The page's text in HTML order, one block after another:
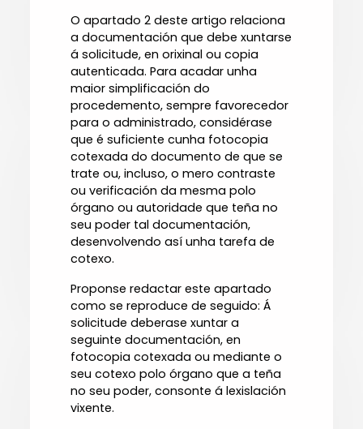
O apartado 2 deste artigo relaciona
a documentación que debe xuntarse
á solicitude, en orixinal ou copia
autenticada. Para acadar unha
maior simplificación do
procedemento, sempre favorecedor
para o administrado, considérase
que é suficiente cunha fotocopia
cotexada do documento de que se
trate ou, incluso, o mero contraste
ou verificación da mesma polo
órgano ou autoridade que teña no
seu poder tal documentación,
desenvolvendo así unha tarefa de
cotexo.
Proponse redactar este apartado
como se reproduce de seguido: Á
solicitude deberase xuntar a
seguinte documentación, en
fotocopia cotexada ou mediante o
seu cotexo polo órgano que a teña
no seu poder, consonte á lexislación
vixente.